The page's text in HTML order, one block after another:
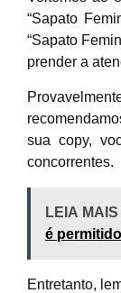
“Sapato
“Sapato
prender a
sua copy,
concorrentes.
LEIA MAIS
é
Entretanto,